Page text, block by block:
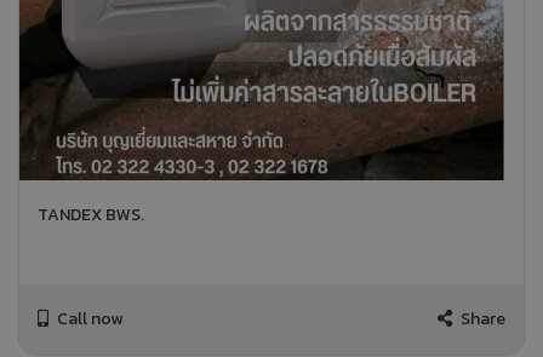
TANDEX BWS.
Call now Share